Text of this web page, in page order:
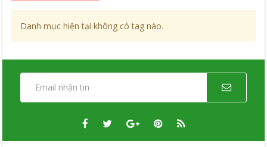
Danh mục hiện tại không có tag nào.